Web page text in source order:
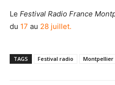
Le Festival Radio France
du 17 au 28 juillet.
TAGS Festival radio Montpellier